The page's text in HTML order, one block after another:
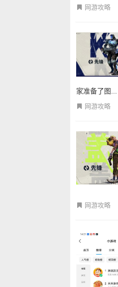
网游攻略
家准备了图...
网游攻略
网游攻略